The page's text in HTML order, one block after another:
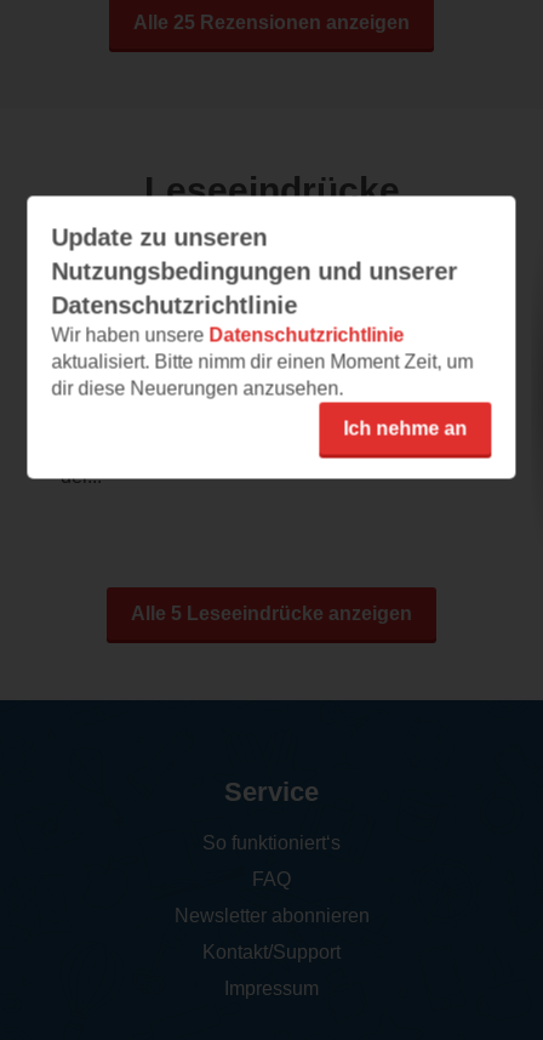
Alle 25 Rezensionen anzeigen
Leseeindrücke
A Place to Shine
23.07.2023 – 23:12
Eine Leseprobe, die neugierig auf
mehr macht
Dieses Cover ist einfach nur wunderschön zu
betrachten! Ich habe mich sofort in den Stil
der...
Alle 5 Leseeindrücke anzeigen
Update zu unseren
Nutzungsbedingungen und unserer
Datenschutzrichtlinie
Wir haben unsere Datenschutzrichtlinie
aktualisiert. Bitte nimm dir einen Moment Zeit, um
dir diese Neuerungen anzusehen.
Ich nehme an
Service
So funktioniert‘s
FAQ
Newsletter abonnieren
Kontakt/Support
Impressum